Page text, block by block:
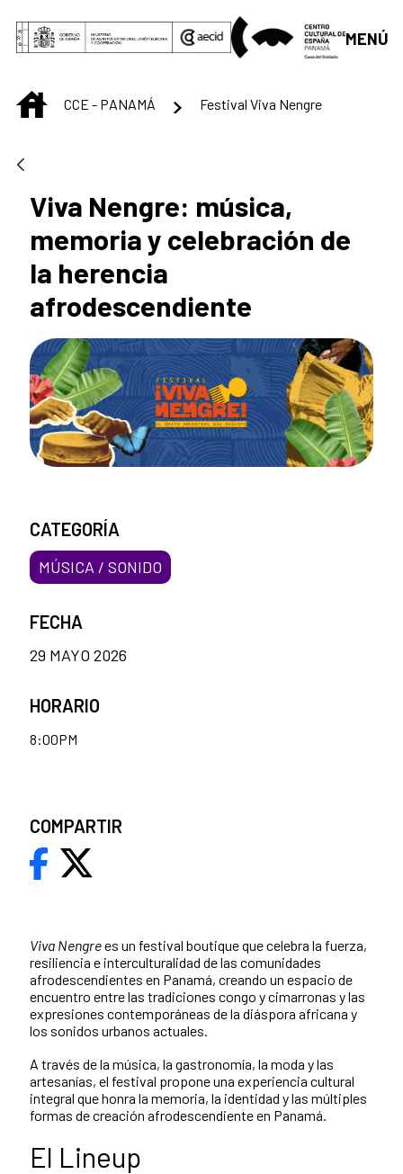
Saltar al contenido principal
MENÚ
INICIOCCE - PANAMÁ Festival Viva Nengre
Viva Nengre: música,
memoria y celebración de
la herencia
afrodescendiente
Viva Nengrees un festival boutique que celebra la fuerza,
resiliencia e interculturalidad de las comunidades
afrodescendientes en Panamá, creando un espacio de
encuentro entre las tradiciones congo y cimarronas y las
expresiones contemporáneas de la diáspora africana y
los sonidos urbanos actuales.
A través de la música, la gastronomía, la moda y las
artesanías, el festival propone una experiencia cultural
integral que honra la memoria, la identidad y las múltiples
formas de creación afrodescendiente en Panamá.
El Lineup
CATEGORÍA
MÚSICA / SONIDO
FECHA
29 MAYO 2026
HORARIO
8:00PM
COMPARTIR